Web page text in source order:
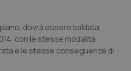
di Bolzano
dovrà essere saldata
con le stesse modalità
e le stesse conseguenze di